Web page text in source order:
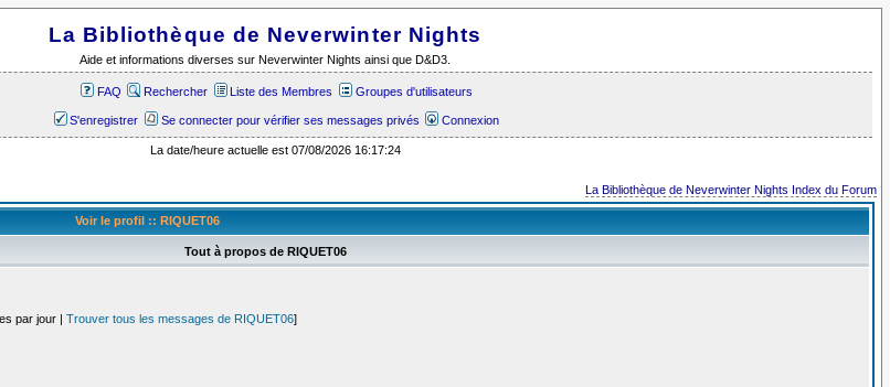
La Bibliothèque de Neverwinter Nights
Aide et informations diverses sur Neverwinter Nights ainsi que D&D3.
FAQ Rechercher Liste des Membres Groupes d'utilisateurs
S'enregistrer Se connecter pour vérifier ses messages privés Connexion
La date/heure actuelle est 07/08/2026 16:17:24
La Bibliothèque de Neverwinter Nights Index du Forum
Voir le profil :: RIQUET06
Tout à propos de RIQUET06
par jour | Trouver tous les messages de RIQUET06]